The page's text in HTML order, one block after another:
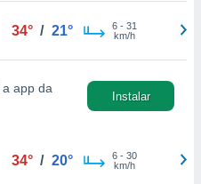
34° / 21° 6- 31
km/h
a app da
Instalar
34° / 20° 6- 30
km/h